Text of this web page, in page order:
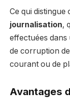
Ce qui distingue
journalisation,
effectuées dans
de corruption
courant ou de
Avantages